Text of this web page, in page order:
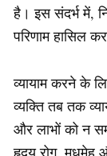
है। इस संदर्भ में,
परिणाम हासिल
व्यायाम करने के
व्यक्ति तब तक
और लाभों को न
हृदय रोग, मधुमेह